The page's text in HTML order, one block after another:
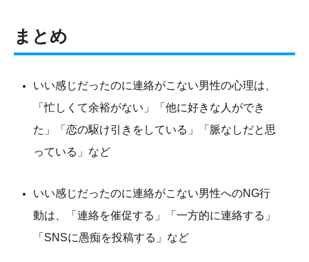
まとめ
いい感じだったのに連絡がこない男性の心理は、
「忙しくて余裕がない」「他に好きな人ができ
た」「恋の駆け引きをしている」「脈なしだと思
っている」など
いい感じだったのに連絡がこない男性へのNG行
動は、「連絡を催促する」「一方的に連絡する」
「SNSに愚痴を投稿する」など